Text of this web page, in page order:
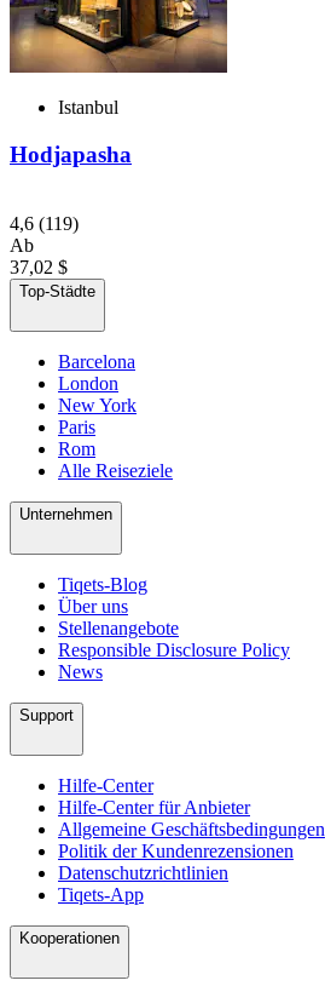
Istanbul
Hodjapasha
4,6 (119)
Ab
37,02 $
Top-Städte
Barcelona
London
New York
Paris
Rom
Alle Reiseziele
Unternehmen
Tiqets-Blog
Über uns
Stellenangebote
Responsible Disclosure Policy
News
Support
Hilfe-Center
Hilfe-Center für Anbieter
Allgemeine Geschäftsbedingungen
Politik der Kundenrezensionen
Datenschutzrichtlinien
Tiqets-App
Kooperationen